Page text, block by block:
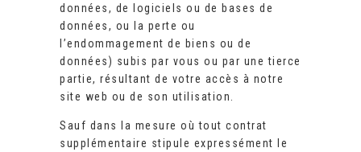
données, de logiciels ou de bases de
données, ou la perte ou
l’endommagement de biens ou de
données) subis par vous ou par une tierce
partie, résultant de votre accès à notre
site web ou de son utilisation.
Sauf dans la mesure où tout contrat
supplémentaire stipule expressément le